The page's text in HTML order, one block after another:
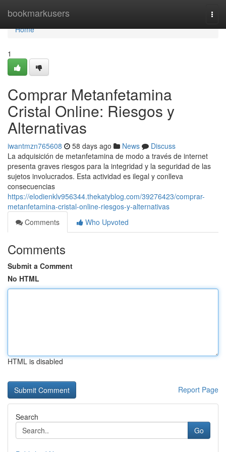
bookmarkusers
Home
Home
1
Comprar Metanfetamina
Cristal Online: Riesgos y
Alternativas
iwantmzn765608 58 days ago News
Discuss
La adquisición de metanfetamina de modo a través de internet
presenta graves riesgos para la integridad y la seguridad de las
sujetos involucrados. Esta actividad es ilegal y conlleva
consecuencias
https://elodienklv956344.thekatyblog.com/39276423/comprar-
metanfetamina-cristal-online-riesgos-y-alternativas
Comments
Who Upvoted
Comments
Submit a Comment
No HTML
HTML is disabled
Report Page
Search
Go